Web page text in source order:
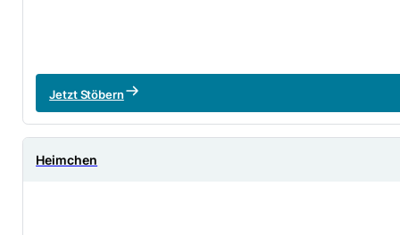
Jetzt Stöbern
Heimchen